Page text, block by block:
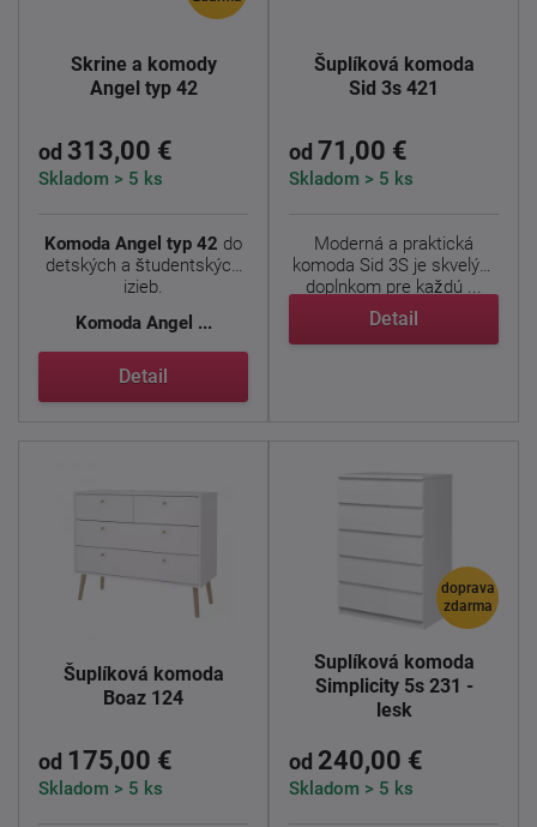
Skrine a komody
Angel typ 42
od 313,00 €
Skladom > 5 ks
Komoda Angel typ 42 do
detských a študentských
izieb.
KomodaAngel ...
Detail
Šuplíková komoda
Sid 3s 421
od 71,00 €
Skladom > 5 ks
Moderná a praktická
komoda Sid 3S je skvelým
doplnkom pre každú ...
Detail
Šuplíková komoda
Boaz 124
od 175,00 €
Skladom > 5 ks
doprava
zdarma
Šuplíková komoda
Simplicity 5s 231 -
lesk
od 240,00 €
Skladom > 5 ks